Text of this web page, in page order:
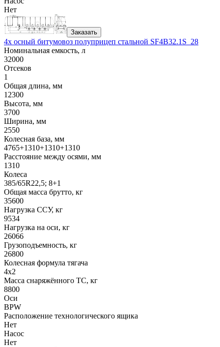
Нет
Заказать
4х осный битумовоз полуприцеп стальной SF4B32.1S_28
Номинальная емкость, л
32000
Отсеков
1
Общая длина, мм
12300
Высота, мм
3700
Ширина, мм
2550
Колесная база, мм
4765+1310+1310+1310
Расстояние между осями, мм
1310
Колеса
385/65R22,5; 8+1
Общая масса брутто, кг
35600
Нагрузка ССУ, кг
9534
Нагрузка на оси, кг
26066
Грузоподъемность, кг
26800
Колесная формула тягача
4x2
Масса снаряжённого ТС, кг
8800
Оси
BPW
Расположение технологического ящика
Нет
Насос
Нет